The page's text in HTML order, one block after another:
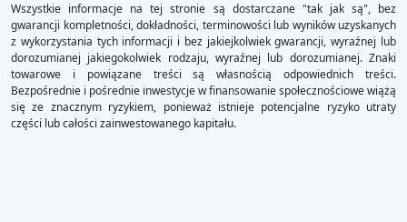
Wszystkie informacje na tej stronie są dostarczane "tak jak są", bez
gwarancji kompletności, dokładności, terminowości lub wyników uzyskanych
z wykorzystania tych informacji i bez jakiejkolwiek gwarancji, wyraźnej lub
dorozumianej jakiegokolwiek rodzaju, wyraźnej lub dorozumianej. Znaki
towarowe i powiązane treści są własnością odpowiednich treści.
Bezpośrednie i pośrednie inwestycje w finansowanie społecznościowe wiążą
się ze znacznym ryzykiem, ponieważ istnieje potencjalne ryzyko utraty
części lub całości zainwestowanego kapitału.